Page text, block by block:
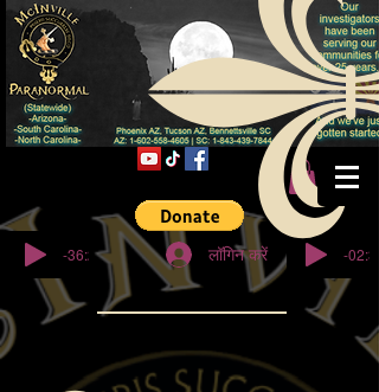
© कॉपीराइट
-36:27 लॉगिन करें -02:32